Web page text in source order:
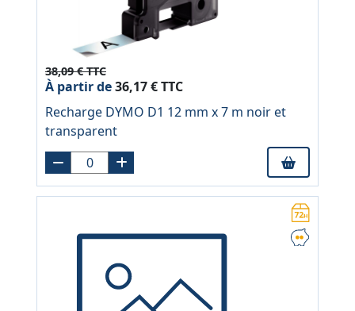
38,09 € TTC
À partir de36,17 € TTC
Recharge DYMO D1 12 mm x 7 m noir et
transparent